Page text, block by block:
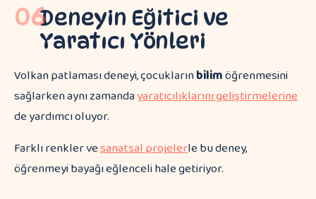
06Deneyin Eğitici ve
Yaratıcı Yönleri
Volkan patlaması deneyi, çocuklarınbilimöğrenmesini
sağlarken aynı zamandayaratıcılıklarını geliştirmelerine
de yardımcı oluyor.
Farklı renkler vesanatsal projelerle bu deney,
öğrenmeyi bayağı eğlenceli hale getiriyor.